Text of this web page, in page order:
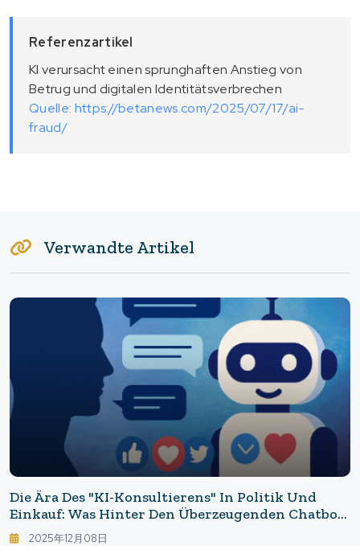
Referenzartikel
KI verursacht einen sprunghaften Anstieg von
Betrug und digitalen Identitätsverbrechen
Quelle: https://betanews.com/2025/07/17/ai-
fraud/
Verwandte Artikel
Die Ära Des "KI-Konsultierens" In Politik Und
Einkauf: Was Hinter Den Überzeugenden Chatbots
Geschieht
2025年12月08日